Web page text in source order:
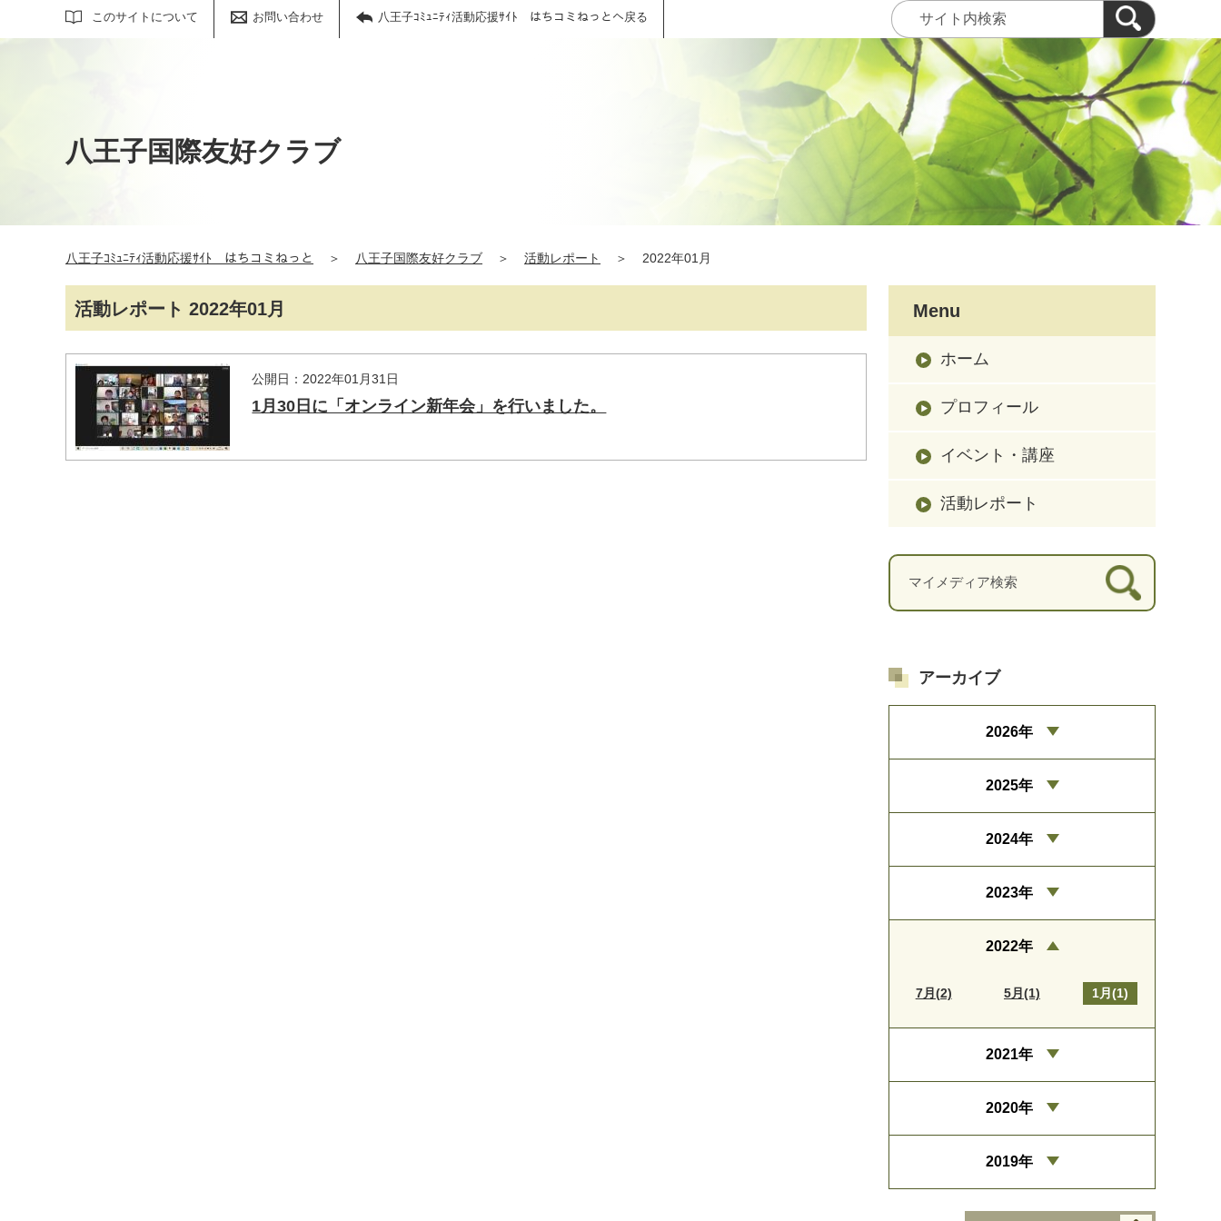
このサイトについて お問い合わせ 八王子ｺﾐｭﾆﾃｨ活動応援ｻｲﾄ はちコミねっとへ戻る
サイト内検索
八王子国際友好クラブ
八王子ｺﾐｭﾆﾃｨ活動応援ｻｲﾄ はちコミねっと ＞ 八王子国際友好クラブ ＞ 活動レポート ＞ 2022年01月
活動レポート 2022年01月
公開日：2022年01月31日
1月30日に「オンライン新年会」を行いました。
Menu
ホーム
プロフィール
イベント・講座
活動レポート
アーカイブ
2026年
2025年
2024年
2023年
2022年
7月(2) 5月(1) 1月(1)
2021年
2020年
2019年